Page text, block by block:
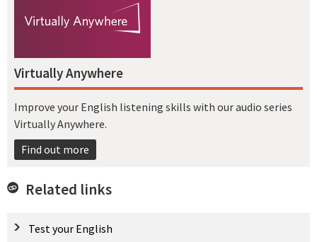
Virtually Anywhere
Improve your English listening skills with our audio series
Virtually Anywhere.
Find out more
Related links
Test your English